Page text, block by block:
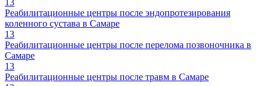
13
Реабилитационные центры после эндопротезирования
коленного сустава в Самаре
13
Реабилитационные центры после перелома позвоночника в
Самаре
13
Реабилитационные центры после травм в Самаре